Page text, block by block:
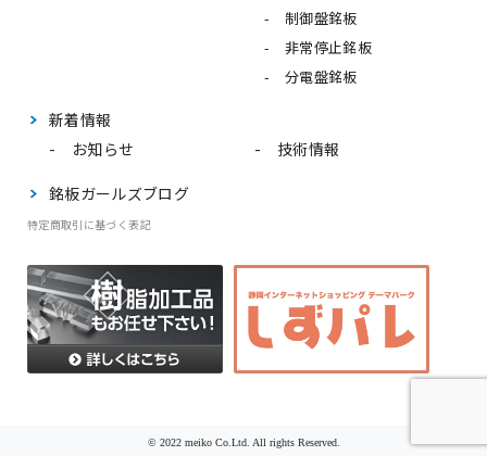
制御盤銘板
非常停止銘板
分電盤銘板
新着情報
お知らせ
技術情報
銘板ガールズブログ
特定商取引に基づく表記
© 2022 meiko Co.Ltd. All rights Reserved.